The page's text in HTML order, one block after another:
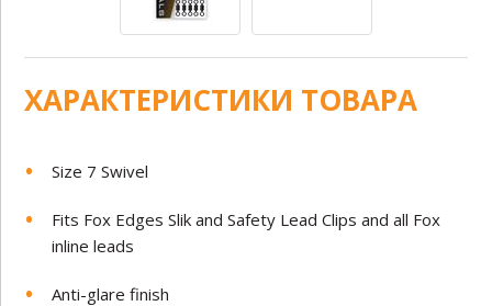
ХАРАКТЕРИСТИКИ ТОВАРА
Size 7 Swivel
Fits Fox Edges Slik and Safety Lead Clips and all Fox
inline leads
Anti-glare finish